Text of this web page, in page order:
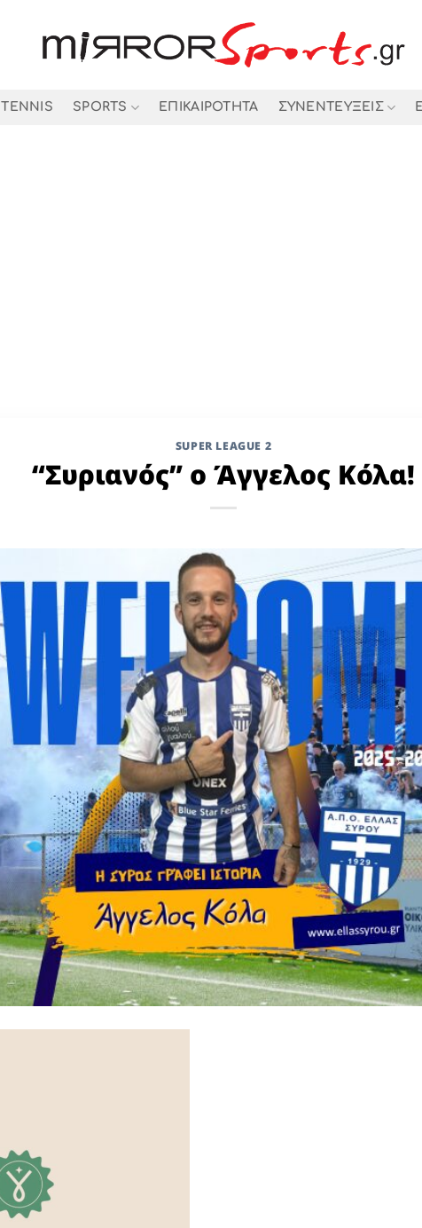
TENNIS SPORTS ΕΠΙΚΑΙΡΟΤΗΤΑ ΣΥΝΕΝΤΕΥΞΕΙΣ
SUPER LEAGUE 2
“Συριανός” ο Άγγελος Κόλα!